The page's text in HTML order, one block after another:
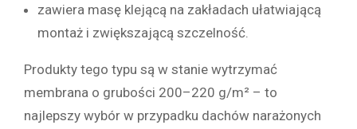
zawiera masę klejącą na zakładach ułatwiającą
montaż i zwiększającą szczelność.
Produkty tego typu są w stanie wytrzymać
membrana o grubości 200–220 g/m² – to
najlepszy wybór w przypadku dachów narażonych